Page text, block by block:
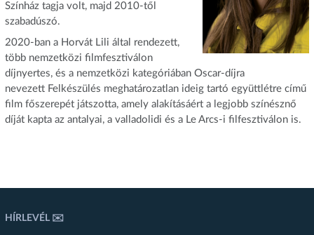
Színház tagja volt, majd 2010-től
szabadúszó.
2020-ban a Horvát Lili által rendezett,
több nemzetközi filmfesztiválon
díjnyertes, és a nemzetközi kategóriában Oscar-díjra
nevezett Felkészülés meghatározatlan ideig tartó együttlétre című
film főszerepét játszotta, amely alakításáért a legjobb színésznő
díját kapta az antalyai, a valladolidi és a Le Arcs-i filfesztiválon is.
HÍRLEVÉL ✉️